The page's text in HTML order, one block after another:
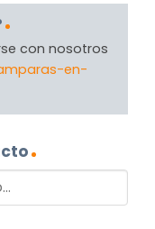
con nosotros
en-